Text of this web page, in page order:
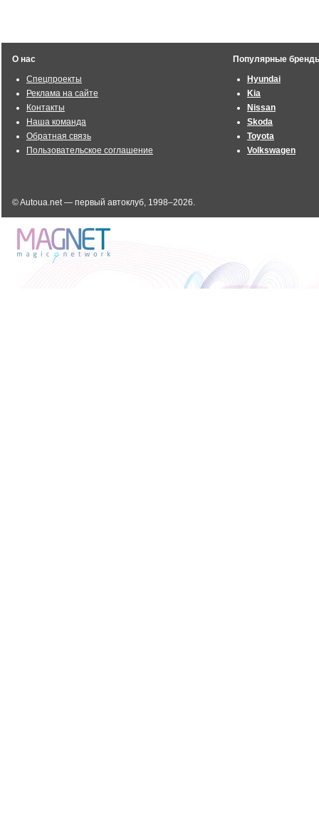
О нас
Спецпроекты
Реклама на сайте
Контакты
Наша команда
Обратная связь
Пользовательское соглашение
Популярные
Hyundai
Kia
Nissan
Skoda
Toyota
Volkswagen
© Autoua.net — первый автоклуб, 1998–2026.